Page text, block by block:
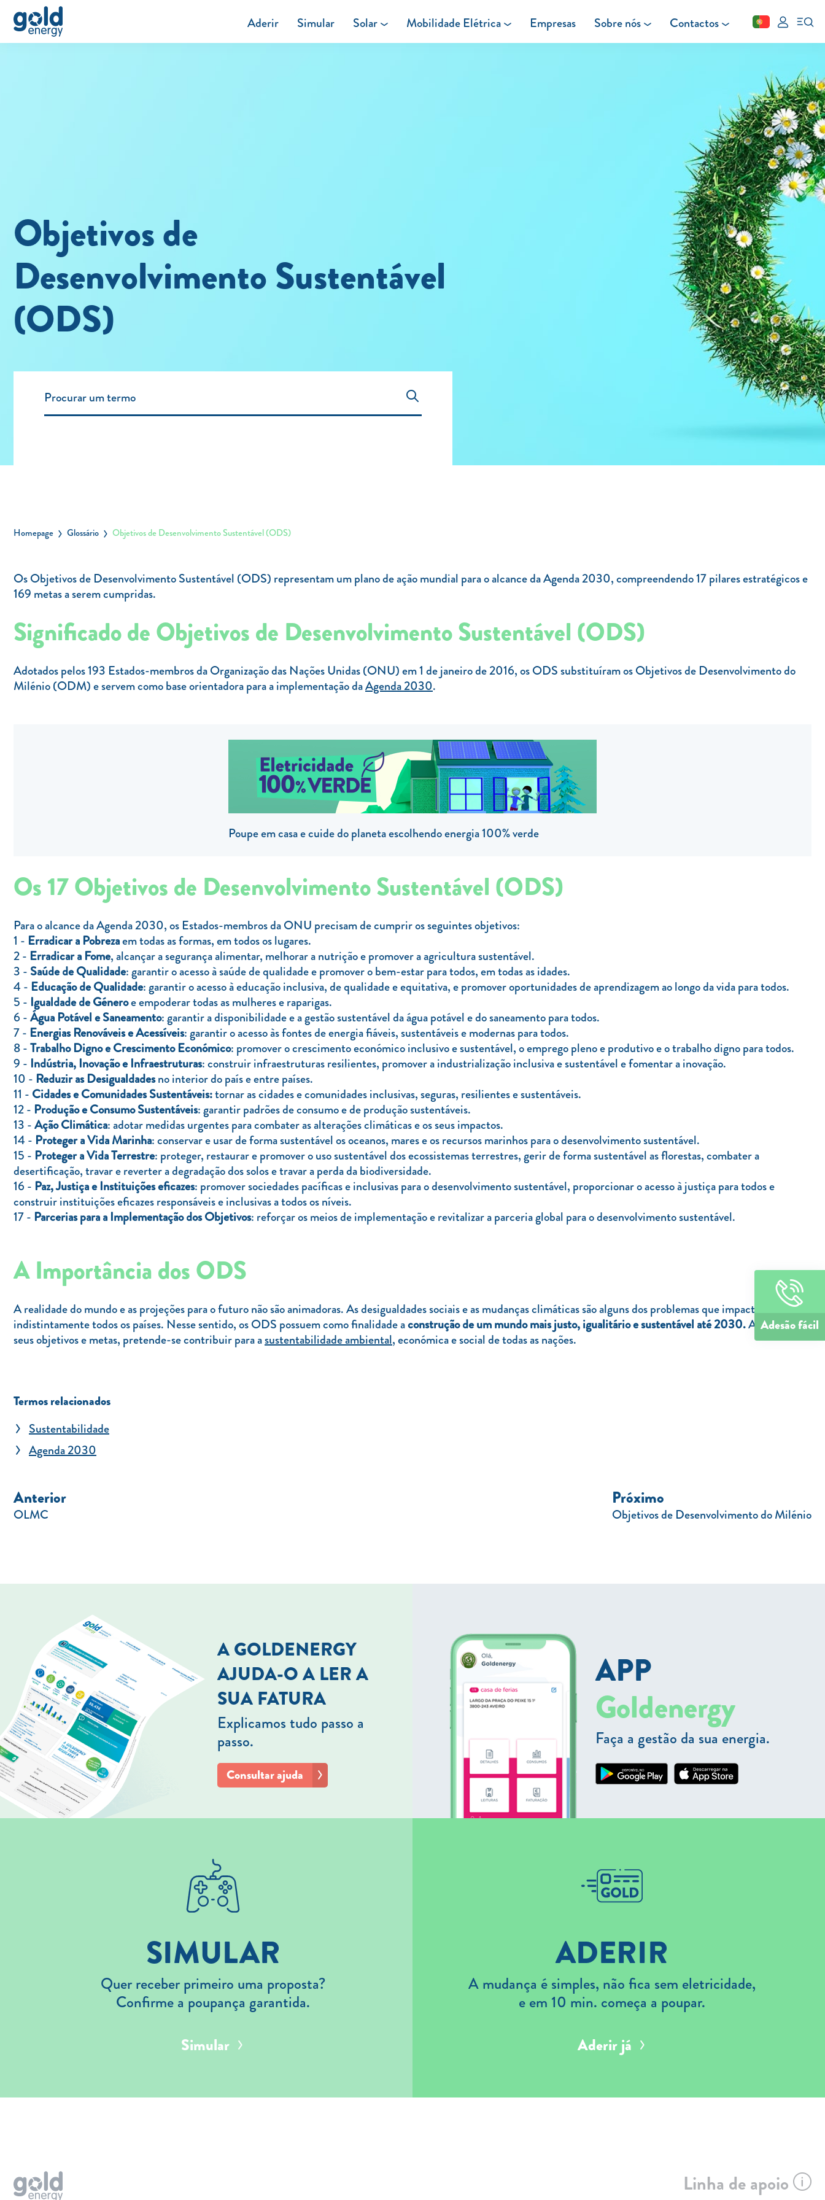
Aderir Simular Solar Mobilidade Elétrica Empresas Sobre nós Contactos
Simular
Fechar
Objetivos de
Desenvolvimento Sustentável
(ODS)
Homepage Glossário Objetivos de Desenvolvimento Sustentável (ODS)
Os Objetivos de Desenvolvimento Sustentável (ODS) representam um plano de ação mundial para o alcance da Agenda 2030, compreendendo 17 pilares estratégicos e
169 metas a serem cumpridas.
Significado de Objetivos de Desenvolvimento Sustentável (ODS)
Adotados pelos 193 Estados-membros da Organização das Nações Unidas (ONU) em 1 de janeiro de 2016, os ODS substituíram os Objetivos de Desenvolvimento do
Milénio (ODM) e servem como base orientadora para a implementação daAgenda 2030.
Poupe em casa e cuide do planeta escolhendo energia 100% verde
Os 17 Objetivos de Desenvolvimento Sustentável (ODS)
Para o alcance da Agenda 2030, os Estados-membros da ONU precisam de cumprir os seguintes objetivos:
1 - Erradicar a Pobrezaem todas as formas, em todos os lugares.
2 - Erradicar a Fome, alcançar a segurança alimentar, melhorar a nutrição e promover a agricultura sustentável.
3 - Saúde de Qualidade: garantir o acesso à saúde de qualidade e promover o bem-estar para todos, em todas as idades.
4 - Educação de Qualidade: garantir o acesso à educação inclusiva, de qualidade e equitativa, e promover oportunidades de aprendizagem ao longo da vida para todos.
5 - Igualdade de Géneroe empoderar todas as mulheres e raparigas.
6 -Água Potável e Saneamento: garantir a disponibilidade e a gestão sustentável da água potável e do saneamento para todos.
7 - Energias Renováveis e Acessíveis: garantir o acesso às fontes de energia fiáveis, sustentáveis e modernas para todos.
8 -Trabalho Digno e Crescimento Económico: promover o crescimento económico inclusivo e sustentável, o emprego pleno e produtivo e o trabalho digno para todos.
9 - Indústria, Inovação e Infraestruturas: construir infraestruturas resilientes, promover a industrialização inclusiva e sustentável e fomentar a inovação.
10 - Reduzir as Desigualdadesno interior do país e entre países.
11 - Cidades e Comunidades Sustentáveis:tornar as cidades e comunidades inclusivas, seguras, resilientes e sustentáveis.
12 - Produção e Consumo Sustentáveis: garantir padrões de consumo e de produção sustentáveis.
13 -Ação Climática: adotar medidas urgentes para combater as alterações climáticas e os seus impactos.
14 - Proteger a Vida Marinha: conservar e usar de forma sustentável os oceanos, mares e os recursos marinhos para o desenvolvimento sustentável.
15 - Proteger a Vida Terrestre: proteger, restaurar e promover o uso sustentável dos ecossistemas terrestres, gerir de forma sustentável as florestas, combater a
desertificação, travar e reverter a degradação dos solos e travar a perda da biodiversidade.
16 - Paz, Justiça e Instituições eficazes: promover sociedades pacíficas e inclusivas para o desenvolvimento sustentável, proporcionar o acesso à justiça para todos e
construir instituições eficazes responsáveis e inclusivas a todos os níveis.
17 - Parcerias para a Implementação dos Objetivos: reforçar os meios de implementação e revitalizar a parceria global para o desenvolvimento sustentável.
A Importância dos ODS
A realidade do mundo e as projeções para o futuro não são animadoras. As desigualdades sociais e as mudanças climáticas são alguns dos problemas que impactam
indistintamente todos os países. Nesse sentido, os ODS possuem como finalidade aconstrução de um mundo mais justo, igualitário e sustentável até 2030.Através dos
seus objetivos e metas, pretende-se contribuir para asustentabilidade ambiental, económica e social de todas as nações.
Termos relacionados
Sustentabilidade
Agenda 2030
Anterior
OLMC
Próximo
Objetivos de Desenvolvimento do Milénio
A GOLDENERGY
AJUDA-O A LER A
SUA FATURA
Explicamos tudo passo a
passo.
Consultar ajuda
APP
Goldenergy
Faça a gestão da sua energia.
SIMULAR
Quer receber primeiro uma proposta?
Confirme a poupança garantida.
Simular
ADERIR
A mudança é simples, não fica sem eletricidade,
e em 10 min. começa a poupar.
Aderir já
Adesão fácil
Linha de apoio